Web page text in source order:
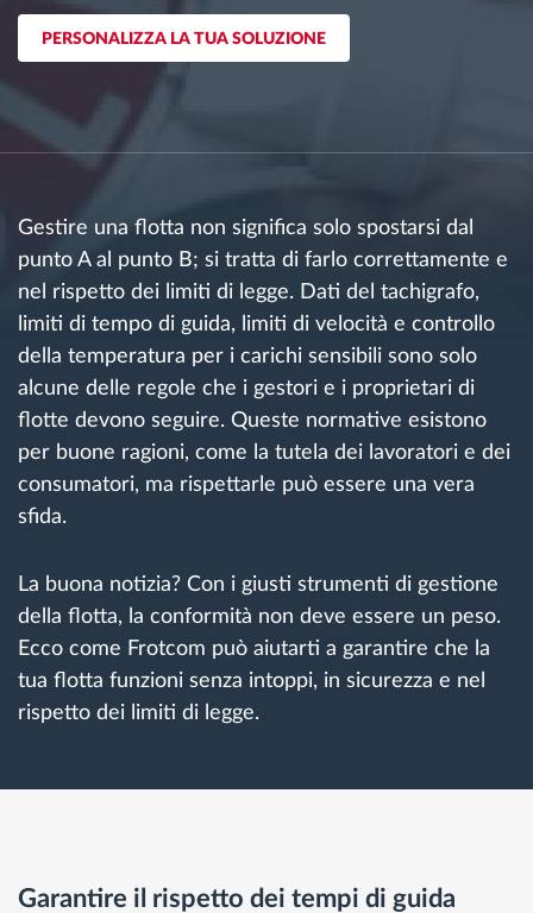
Pianificazione dei percorsi e monitoraggio
Identificazione automatica del conducente
Scopri tutte le caratteristiche
Come risolviamo tutte le attività della flotta
Scopri quanto risparmi
PERSONALIZZA LA TUA SOLUZIONE
Gestire una flotta non significa solo spostarsi dal
punto A al punto B; si tratta di farlo correttamente e
nel rispetto dei limiti di legge. Dati del tachigrafo,
limiti di tempo di guida, limiti di velocità e controllo
della temperatura per i carichi sensibili sono solo
alcune delle regole che i gestori e i proprietari di
flotte devono seguire. Queste normative esistono
per buone ragioni, come la tutela dei lavoratori e dei
consumatori, ma rispettarle può essere una vera
sfida.
La buona notizia? Con i giusti strumenti di gestione
della flotta, la conformità non deve essere un peso.
Ecco come Frotcom può aiutarti a garantire che la
tua flotta funzioni senza intoppi, in sicurezza e nel
rispetto dei limiti di legge.
Garantire il rispetto dei tempi di guida